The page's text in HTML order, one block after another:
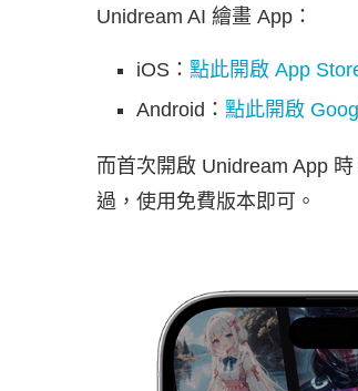
Unidream AI 繪畫 App：
iOS： 點此開啟 App
Android： 點此開啟
而首次開啟 Unidream App
過，使用免費版本即可。